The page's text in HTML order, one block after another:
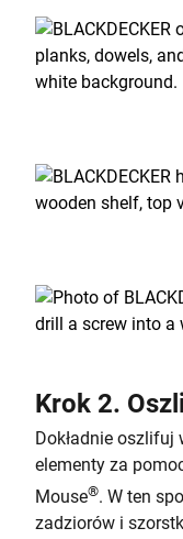
Krok 2.
Dokładnie oszlifuj
elementy za
Mouse®. W ten
zadziorów i